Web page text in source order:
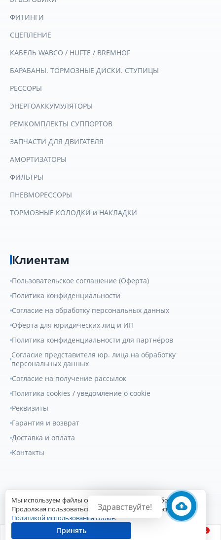
Здравствуйте!
0
ФИТИНГИ
СЦЕПЛЕНИЕ
КАБЕЛЬ WABCO / HUFTE / BREMHOF
БАРАБАНЫ. ТОРМОЗНЫЕ ДИСКИ. СТУПИЦЫ
РЕССОРЫ
ЭНЕРГОАККУМУЛЯТОРЫ
РЕМКОМПЛЕКТЫ СУППОРТОВ
ЗАПЧАСТИ ДЛЯ ДВИГАТЕЛЯ
АМОРТИЗАТОРЫ
ФИЛЬТРЫ
ПНЕВМОРЕССОРЫ
ТОРМОЗНЫЕ КОЛОДКИ и НАКЛАДКИ
Клиентам
Пользовательское соглашение (Оферта)
Политика конфиденциальности
Согласие на обработку персональных данных
Оферта для юридических лиц и ИП
Политика конфиденциальности для партнёров
Согласие представителя юр. лица на обработку
персональных данных
Согласие на получение рассылок
Политика cookies / уведомление о cookie
Реквизиты
Гарантия и возврат
Доставка и оплата
Контакты
© 2007-2026Геркулес Трак. Все права защищены.
Сайт разработан Digital-агентством
Мы используем файлы cookie для улучшения работы сайта.
Продолжая пользоваться сайтом, вы соглашаетесь с
Политикой использования cookie.
Принять